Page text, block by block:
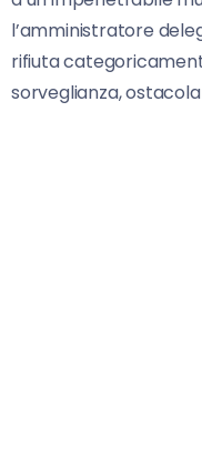
l’amministratore
rifiuta
sorveglianza,